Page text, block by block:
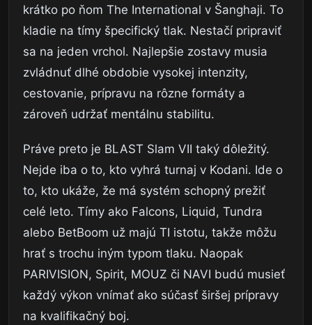
krátko po ňom The International v Šanghaji. To
kladie na tímy špecifický tlak. Nestačí pripraviť
sa na jeden vrchol. Najlepšie zostavy musia
zvládnuť dlhé obdobie vysokej intenzity,
cestovanie, prípravu na rôzne formáty a
zároveň udržať mentálnu stabilitu.
Práve preto je BLAST Slam VII taký dôležitý.
Nejde iba o to, kto vyhrá turnaj v Kodani. Ide o
to, kto ukáže, že má systém schopný prežiť
celé leto. Tímy ako Falcons, Liquid, Tundra
alebo BetBoom už majú TI istotu, takže môžu
hrať s trochu iným typom tlaku. Naopak
PARIVISION, Spirit, MOUZ či NAVI budú musieť
každý výkon vnímať ako súčasť širšej prípravy
na kvalifikačný boj.